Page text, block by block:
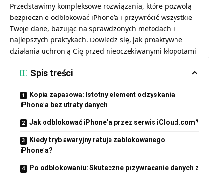
Przedstawimy kompleksowe rozwiązania, które pozwolą
bezpiecznie odblokować iPhone’a i przywrócić wszystkie
Twoje dane, bazując na sprawdzonych metodach i
najlepszych praktykach. Dowiedz się, jak proaktywne
działania uchronią Cię przed nieoczekiwanymi kłopotami.
Spis treści
Kopia zapasowa: Istotny element odzyskania
iPhone’a bez utraty danych
Jak odblokować iPhone’a przez serwis iCloud.com?
Kiedy tryb awaryjny ratuje zablokowanego
iPhone’a?
Po odblokowaniu: Skuteczne przywracanie danych z